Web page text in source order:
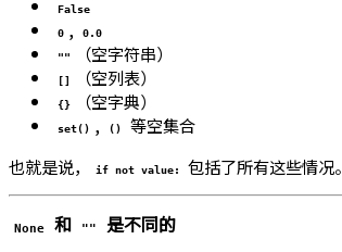
False
0 ,
0.0
""
（空字符串）
[] （空列表）
{} （空字典）
set() , ()
等空集合
也就是说，
if not value: 包括了所有这些情况。
None 和 "" 是不同的